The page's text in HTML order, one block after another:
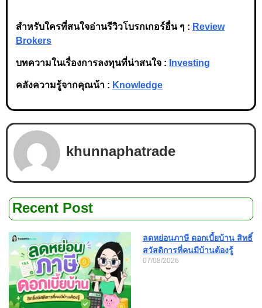
สำหรับใครที่สนใจอ่านรีวิวโบรกเกอร์อื่น ๆ : Review
Brokers
บทความในเรื่องการลงทุนที่น่าสนใจ : Investing
คลังความรู้จากคุณน้า : Knowledge
khunnaphatrade
Recent Post
ลดหย่อนภาษี ดอกเบี้ยบ้าน สิทธิ์
สวัสดิการที่คนมีบ้านต้องรู้
07/08/2026